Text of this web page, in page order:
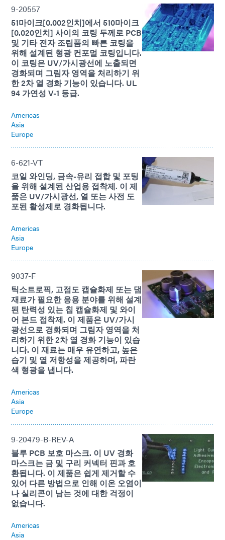
9-20557
51마이크[0.002인치]에서 510마이크
[0.020인치] 사이의 코팅 두께로 PCB
및 기타 전자 조립품의 빠른 코팅을
위해 설계된 형광 컨포멀 코팅입니다.
이 코팅은 UV/가시광선에 노출되면
경화되며 그림자 영역을 처리하기 위
한 2차 열 경화 기능이 있습니다. UL
94 가연성 V-1 등급.
Americas
Asia
Europe
6-621-VT
코일 와인딩, 금속-유리 접합 및 포팅
을 위해 설계된 산업용 접착제. 이 제
품은 UV/가시광선, 열 또는 사전 도
포된 활성제로 경화됩니다.
Americas
Asia
Europe
9037-F
틱소트로픽, 고점도 캡슐화제 또는 댐
재료가 필요한 응용 분야를 위해 설계
된 탄력성 있는 칩 캡슐화제 및 와이
어 본드 접착제. 이 제품은 UV/가시
광선으로 경화되며 그림자 영역을 처
리하기 위한 2차 열 경화 기능이 있습
니다. 이 재료는 매우 유연하고, 높은
습기 및 열 저항성을 제공하며, 파란
색 형광을 냅니다.
Americas
Asia
Europe
9-20479-B-REV-A
블루 PCB 보호 마스크. 이 UV 경화
마스크는 금 및 구리 커넥터 핀과 호
환됩니다. 이 제품은 쉽게 제거할 수
있어 다른 방법으로 인해 이온 오염이
나 실리콘이 남는 것에 대한 걱정이
없습니다.
Americas
Asia